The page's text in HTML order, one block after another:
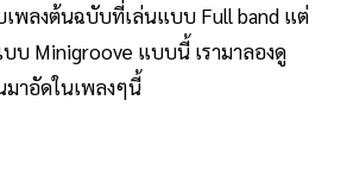
เพลงต้นฉบับที่เล่นแบบ Full band แต่
บบ Minigroove แบบนี้ เรามาลองดู
าอัดในเพลงๆนี้